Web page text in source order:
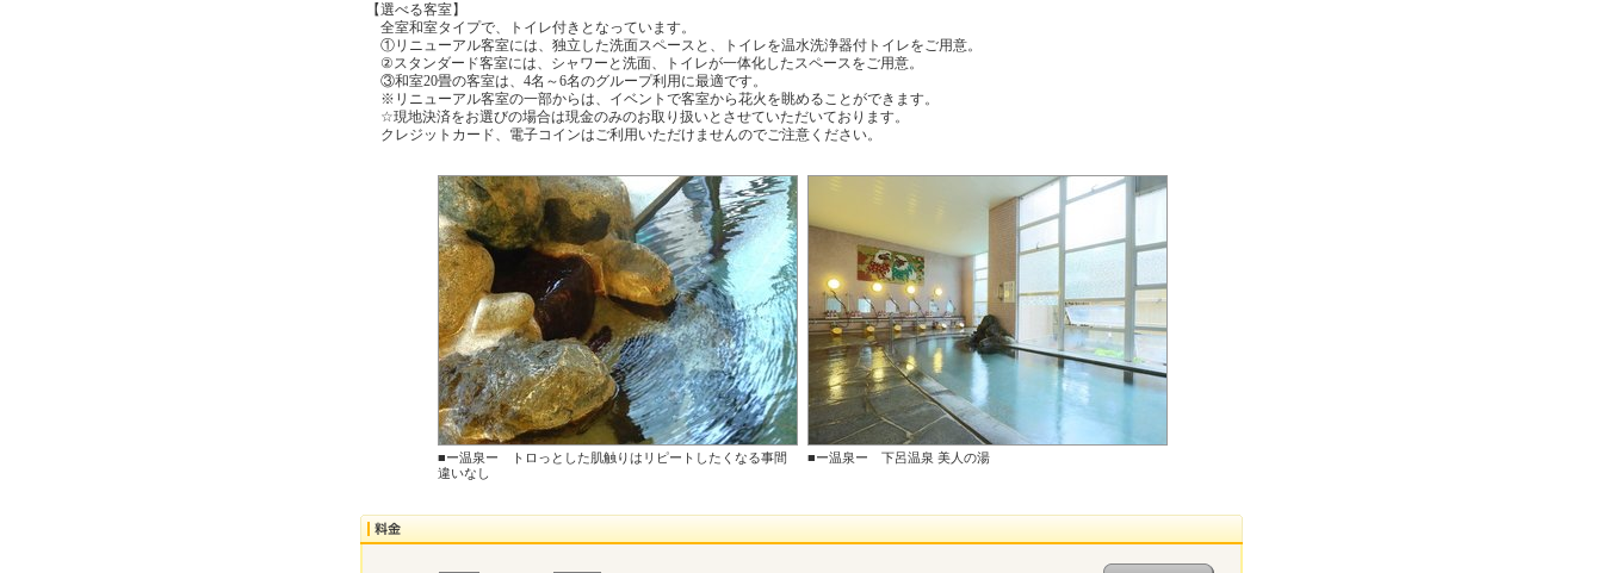
【選べる客室】
全室和室タイプで、トイレ付きとなっています。
①リニューアル客室には、独立した洗面スペースと、トイレを温水洗浄器付トイレをご用意。
②スタンダード客室には、シャワーと洗面、トイレが一体化したスペースをご用意。
③和室20畳の客室は、4名～6名のグループ利用に最適です。
※リニューアル客室の一部からは、イベントで客室から花火を眺めることができます。
☆現地決済をお選びの場合は現金のみのお取り扱いとさせていただいております。
クレジットカード、電子コインはご利用いただけませんのでご注意ください。
■ー温泉ー トロっとした肌触りはリピートしたくなる事間
違いなし
■ー温泉ー 下呂温泉 美人の湯